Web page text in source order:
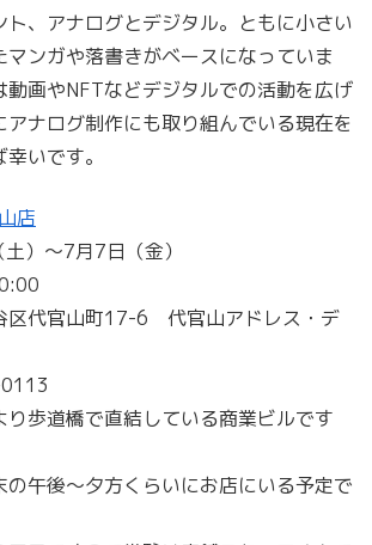
、アナログとデジタル。ともに小さい
マンガや落書きがベースになっていま
動画やNFTなどデジタルでの活動を広げ
アナログ制作にも取り組んでいる現在を
いです。
店
）〜7月7日（金）
区代官山町17-6 代官山アドレス・デ
歩道橋で直結している商業ビルです
の午後〜夕方くらいにお店にいる予定で